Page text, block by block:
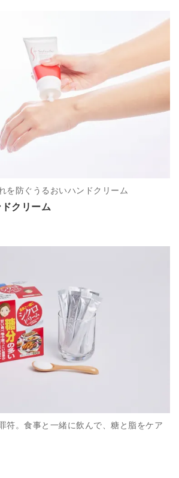
クリーム
を防ぐうるおいハンドクリーム
符。食事と一緒に飲んで、糖と脂をケア